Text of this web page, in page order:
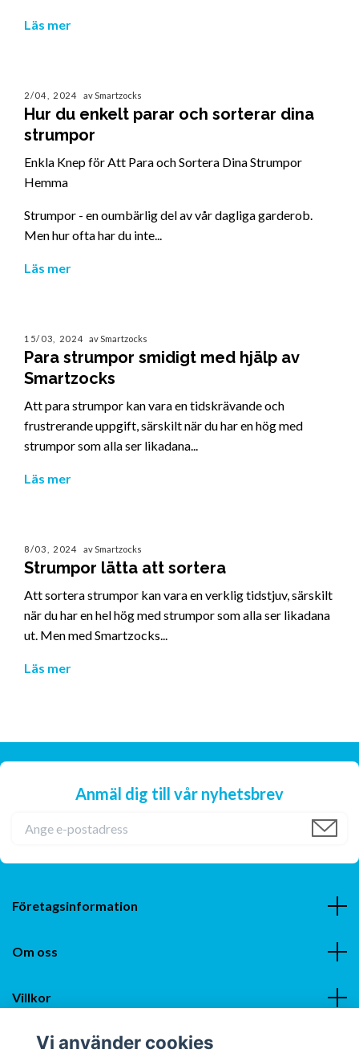
Läs mer
2/04, 2024 av Smartzocks
Hur du enkelt parar och sorterar dina
strumpor
Enkla Knep för Att Para och Sortera Dina Strumpor
Hemma
Strumpor - en oumbärlig del av vår dagliga garderob.
Men hur ofta har du inte...
Läs mer
15/03, 2024 av Smartzocks
Para strumpor smidigt med hjälp av
Smartzocks
Att para strumpor kan vara en tidskrävande och
frustrerande uppgift, särskilt när du har en hög med
strumpor som alla ser likadana...
Läs mer
8/03, 2024 av Smartzocks
Strumpor lätta att sortera
Att sortera strumpor kan vara en verklig tidstjuv, särskilt
när du har en hel hög med strumpor som alla ser likadana
ut. Men med Smartzocks...
Läs mer
Anmäl dig till vår nyhetsbrev
Företagsinformation
Om oss
Villkor
Sociala medier
Vi använder cookies